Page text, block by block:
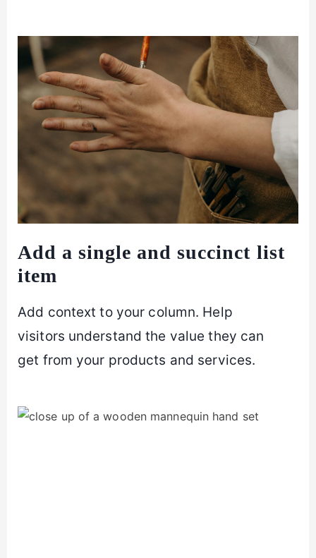
Add a single and succinct list
item
Add context to your column. Help
visitors understand the value they can
get from your products and services.